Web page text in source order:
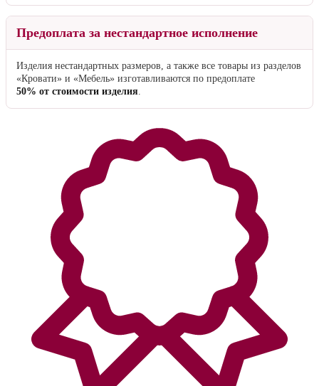
Предоплата за нестандартное исполнение
Изделия нестандартных размеров, а также все товары из разделов
«Кровати» и «Мебель» изготавливаются по предоплате
50% от стоимости изделия